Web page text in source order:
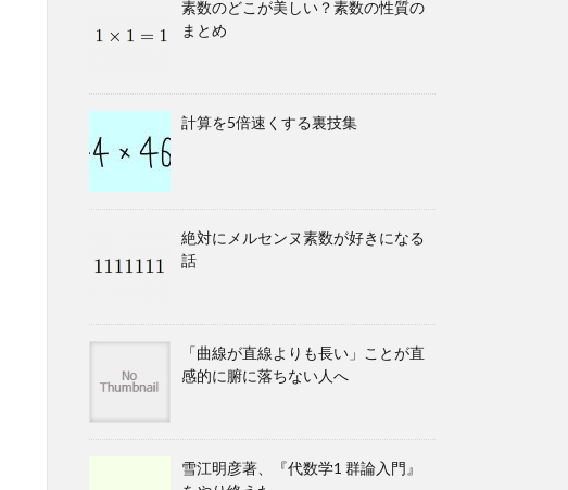
素数のどこが美しい？素数の性質の
まとめ
計算を5倍速くする裏技集
絶対にメルセンヌ素数が好きになる
話
「曲線が直線よりも長い」ことが直
感的に腑に落ちない人へ
雪江明彦著、『代数学1 群論入門』